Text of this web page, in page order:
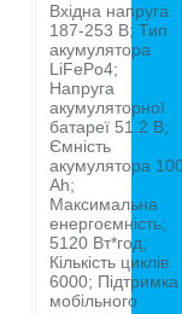
Вхідна напруга
187-253 В; Тип
акумулятора
LiFePo4;
Напруга
акумуляторної
батареї 51.2 В;
Ємність
акумулятора
Ah;
Максимальна
енергоємність;
5120 Вт*год;
Кількість циклів
6000; Підтримка
мобільного